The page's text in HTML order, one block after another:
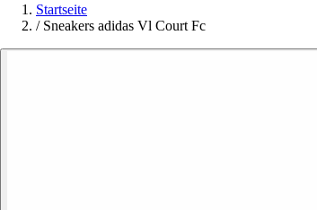
Startseite
/ Sneakers adidas Vl Court Fc